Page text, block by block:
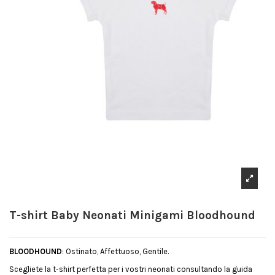
T-shirt Baby Neonati Minigami Bloodhound
BLOODHOUND: Ostinato, Affettuoso, Gentile.
Scegliete la t-shirt perfetta per i vostri neonati consultando la guida